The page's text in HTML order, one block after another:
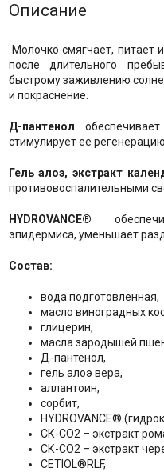
Описание
Молочко смягчает, питает
после длительного
быстрому заживлению
и покраснение.
Д-пантенол
стимулирует ее регенерацию.
Гель алоэ, экстракт
противовоспалительными
HYDROVANCE®
эпидермиса, уменьшает
Состав:
вода подготовленная,
масло виноградных
глицерин,
масла зародышей
Д-пантенол,
гель алоэ вера,
аллантоин,
сорбит,
HYDROVANCE®
СК-СО2 – экстракт
СК-СО2 – экстракт
CETIOL®RLF,